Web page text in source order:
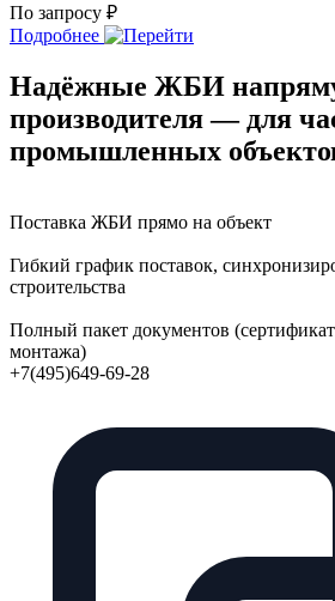
По запросу ₽
Подробнее
Надёжные ЖБИ
производителя — для
промышленных
Поставка ЖБИ прямо на объект
Гибкий график поставок,
строительства
Полный пакет документов
монтажа)
+7(495)649-69-28